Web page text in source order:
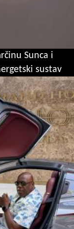
Sunca i
sustav